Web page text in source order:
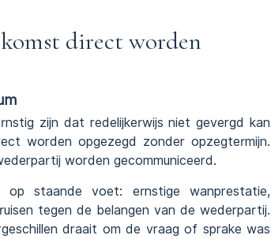
direct worden
zijn dat redelijkerwijs niet gevergd kan
worden opgezegd zonder opzegtermijn.
worden gecommuniceerd.
op staande voet: ernstige wanprestatie,
tegen de belangen van de wederpartij.
draait om de vraag of sprake was